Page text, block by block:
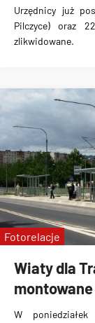
Urzędnicy już
Pilczyce) oraz
zlikwidowane.
Wiaty dla
montowane
W poniedziałek
Fotorelacje